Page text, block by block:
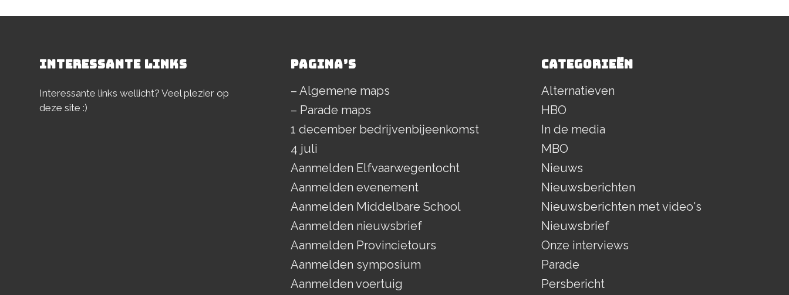
INTERESSANTE LINKS
Interessante links wellicht? Veel plezier op
deze site :)
PAGINA’S
– Algemene maps
– Parade maps
1 december bedrijvenbijeenkomst
4 juli
Aanmelden Elfvaarwegentocht
Aanmelden evenement
Aanmelden Middelbare School
Aanmelden nieuwsbrief
Aanmelden Provincietours
Aanmelden symposium
Aanmelden voertuig
CATEGORIEËN
Alternatieven
HBO
In de media
MBO
Nieuws
Nieuwsberichten
Nieuwsberichten met video's
Nieuwsbrief
Onze interviews
Parade
Persbericht